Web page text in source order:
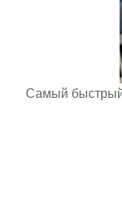
Самый быстрый